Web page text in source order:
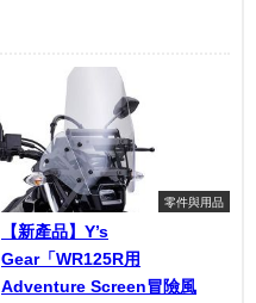
零件與用品
【新產品】Y’s
Gear「WR125R用
Adventure Screen冒險風